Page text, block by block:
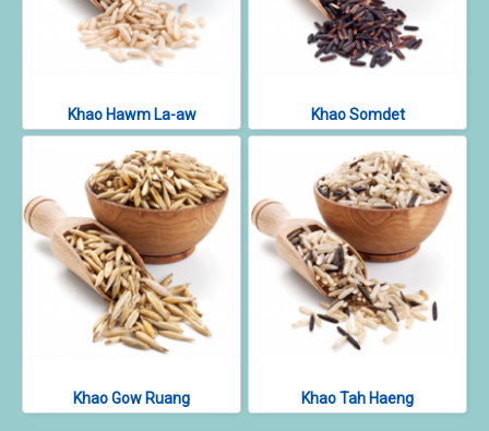
Khao Hawm La-aw Khao Somdet
Khao Gow Ruang Khao Tah Haeng